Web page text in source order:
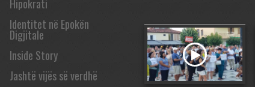
Hipokrati
Identitet në Epokën
Digjitale
Inside Story
Jashtë vijës së verdhë